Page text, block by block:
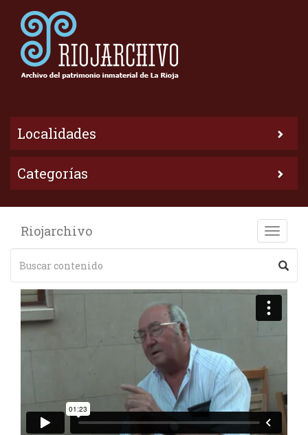
Localidades
Categorías
Toggle
Riojarchivo